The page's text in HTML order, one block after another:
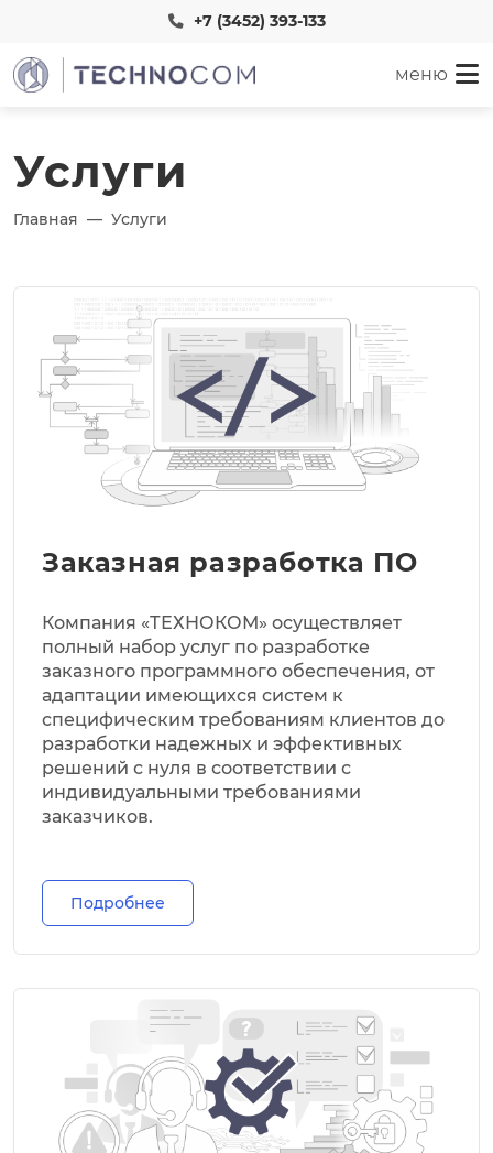
+7 (3452) 393-133
меню
Услуги
Главная Услуги
Заказная разработка ПО
Компания «ТЕХНОКОМ» осуществляет
полный набор услуг по разработке
заказного программного обеспечения, от
адаптации имеющихся систем к
специфическим требованиям клиентов до
разработки надежных и эффективных
решений с нуля в соответствии с
индивидуальными требованиями
заказчиков.
Подробнее